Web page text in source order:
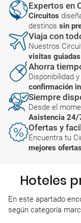
Expertos en
Circuitos
destinos sin
Viaja con
Nuestros
visitas
Ahorra
Disponibilidad
confirmación
Siempre
Desde el
Asistencia
Ofertas y
Encuentra tu
mejores
Hoteles
En este apartado
según categoría